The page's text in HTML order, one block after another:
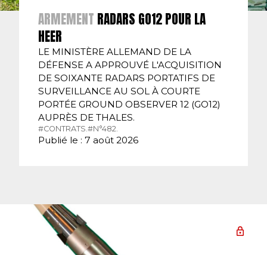
ARMEMENT RADARS GO12 POUR LA
HEER
LE MINISTÈRE ALLEMAND DE LA
DÉFENSE A APPROUVÉ L'ACQUISITION
DE SOIXANTE RADARS PORTATIFS DE
SURVEILLANCE AU SOL À COURTE
PORTÉE GROUND OBSERVER 12 (GO12)
AUPRÈS DE THALES.
#CONTRATS. #N°482.
Publié le : 7 août 2026